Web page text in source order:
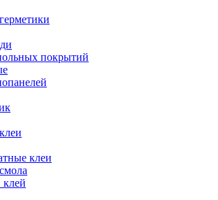
покрытий
клеи